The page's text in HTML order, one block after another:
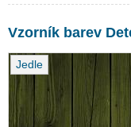
Vzorník barev
Jedle